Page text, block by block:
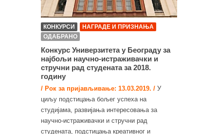
КОНКУРСИ
НАГРАДЕ И ПРИЗНАЊА
ОДАБРАНО
Конкурс Универзитета у Београду за
најбољи научно-истраживачки и
стручни рад студената за 2018.
годину
/ Рок за пријављивање: 13.03.2019. / У
циљу подстицања бољег успеха на
студијама, развијања интересовања за
научно-истраживачки и стручни рад
студената, подстицања креативног и